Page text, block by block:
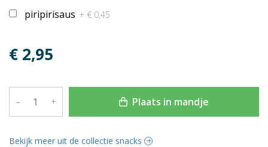
piripirisaus + € 0,45
€ 2,95
– + Plaats in mandje
Bekijk meer uit de collectie snacks